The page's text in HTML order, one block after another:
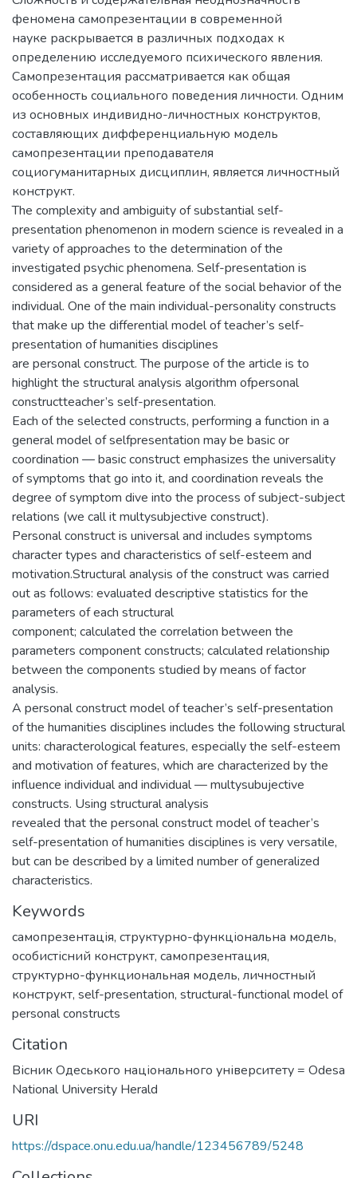
феномена самопрезентации в современной
науке раскрывается в различных подходах к
определению исследуемого психического явления.
Самопрезентация рассматривается как общая
особенность социального поведения личности. Одним
из основных индивидно-личностных конструктов,
составляющих дифференциальную модель
самопрезентации преподавателя
социогуманитарных дисциплин, является личностный
конструкт.
The complexity and ambiguity of substantial self-
presentation phenomenon in modern science is revealed in a
variety of approaches to the determination of the
investigated psychic phenomena. Self-presentation is
considered as a general feature of the social behavior of the
individual. One of the main individual-personality constructs
that make up the differential model of teacher’s self-
presentation of humanities disciplines
are personal construct. The purpose of the article is to
highlight the structural analysis algorithm ofpersonal
constructteacher’s self-presentation.
Each of the selected constructs, performing a function in a
general model of selfpresentation may be basic or
coordination — basic construct emphasizes the universality
of symptoms that go into it, and coordination reveals the
degree of symptom dive into the process of subject-subject
relations (we call it multysubjective construct).
Personal construct is universal and includes symptoms
character types and characteristics of self-esteem and
motivation.Structural analysis of the construct was carried
out as follows: evaluated descriptive statistics for the
parameters of each structural
component; calculated the correlation between the
parameters component constructs; calculated relationship
between the components studied by means of factor
analysis.
A personal construct model of teacher’s self-presentation
of the humanities disciplines includes the following structural
units: characterological features, especially the self-esteem
and motivation of features, which are characterized by the
influence individual and individual — multysubujective
constructs. Using structural analysis
revealed that the personal construct model of teacher’s
self-presentation of humanities disciplines is very versatile,
but can be described by a limited number of generalized
characteristics.
Keywords
самопрезентація, структурно-функціональна модель,
особистісний конструкт, самопрезентация,
структурно-функциональная модель, личностный
конструкт, self-presentation, structural-functional model of
personal constructs
Citation
Вісник Одеського національного університету = Odesa
National University Herald
URI
https://dspace.onu.edu.ua/handle/123456789/5248